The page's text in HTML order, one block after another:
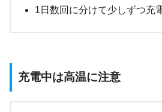
1日数回に分けて少しずつ充
充電中は高温に注意